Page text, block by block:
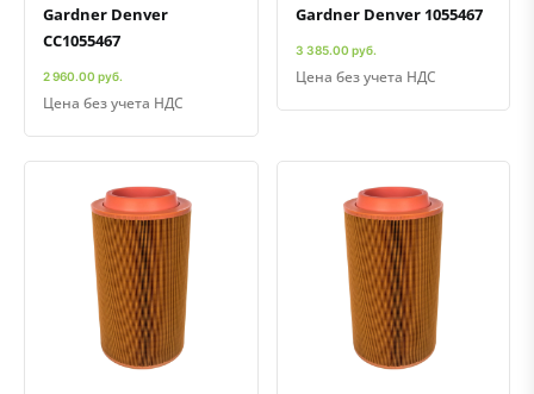
Gardner Denver
CC1055467
2 960.00 руб.
Цена без учета НДС
Gardner Denver 1055467
3 385.00 руб.
Цена без учета НДС
Быстрый просмотрДобавить к сравнению
Добавить в избранное Быстрый просмотрДобавить к сравнению
Добавить в избранное